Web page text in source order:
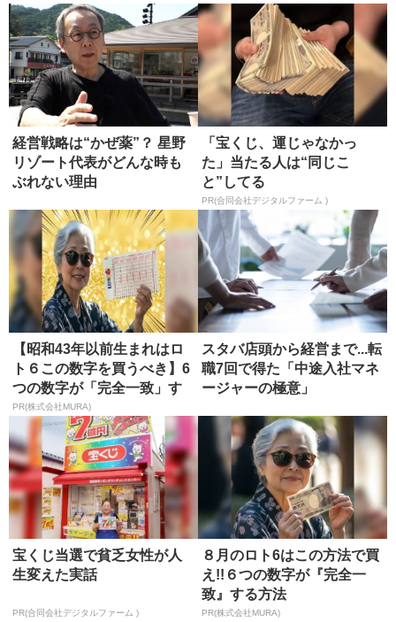
経営戦略は“かぜ薬”？ 星野
リゾート代表がどんな時も
ぶれない理由
「宝くじ、運じゃなかっ
た」当たる人は“同じこ
と”してる
PR(合同会社デジタルファーム )
【昭和43年以前生まれはロ
ト６この数字を買うべき】6
つの数字が「完全一致」す
る方...
PR(株式会社MURA)
スタバ店頭から経営まで...転
職7回で得た「中途入社マネ
ージャーの極意」
宝くじ当選で貧乏女性が人
生変えた実話
PR(合同会社デジタルファーム )
８月のロト6はこの方法で買
え!!６つの数字が『完全一
致』する方法
PR(株式会社MURA)